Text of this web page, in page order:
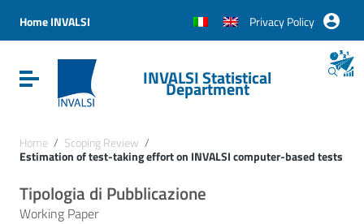
Vai al menu di navigazione
Vai al footer
Home INVALSI Privacy Policy
Attiva / disattiva la navigazioneINVALSI Statistical
Department
Home / Scoping Review /
Estimation of test-taking effort on INVALSI computer-based tests
Tipologia di Pubblicazione
Working Paper